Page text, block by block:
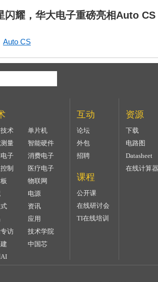
闪耀，华大电子重磅亮相Auto CS
Auto CS
术
单片机
量
智能硬件
子
消费电子
制
医疗电子
物联网
电源
资讯
应用
访
技术学院
中国芯
互动
论坛
外包
招聘
课程
公开课
在线研讨会
TI在线培训
资源
下载
电路图
Datasheet
在线计算器